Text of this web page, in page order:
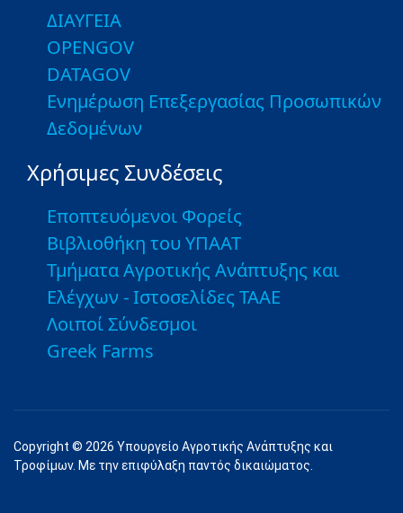
ΔΙΑΥΓΕΙΑ
OPENGOV
DATAGOV
Ενημέρωση Επεξεργασίας Προσωπικών
Δεδομένων
Χρήσιμες Συνδέσεις
Εποπτευόμενοι Φορείς
Βιβλιοθήκη του ΥΠΑΑΤ
Τμήματα Αγροτικής Ανάπτυξης και
Ελέγχων - Ιστοσελίδες ΤΑΑΕ
Λοιποί Σύνδεσμοι
Greek Farms
Copyright © 2026 Υπουργείο Αγροτικής Ανάπτυξης και
Τροφίμων. Με την επιφύλαξη παντός δικαιώματος.